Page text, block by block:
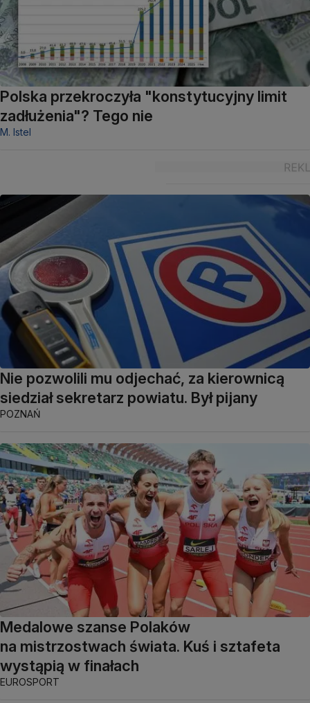
Polska przekroczyła "konstytucyjny limit
zadłużenia"? Tego nie
M. Istel
Nie pozwolili mu odjechać, za kierownicą
siedział sekretarz powiatu. Był pijany
POZNAŃ
Medalowe szanse Polaków
na mistrzostwach świata. Kuś i sztafeta
wystąpią w finałach
EUROSPORT